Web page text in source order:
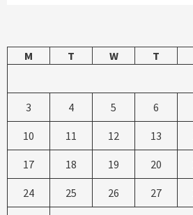
M
T W T
3 4 5 6
10 11 12 13
17 18 19 20
24 25 26 27